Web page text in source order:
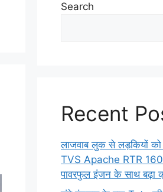
Search
Recent
लाजवाब लुक से लड़कियों को
TVS Apache RTR
पावरफुल इंजन के साथ बढ़ा